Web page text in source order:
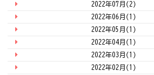
2022年07月(2)
2022年06月(1)
2022年05月(1)
2022年04月(1)
2022年03月(1)
2022年02月(1)